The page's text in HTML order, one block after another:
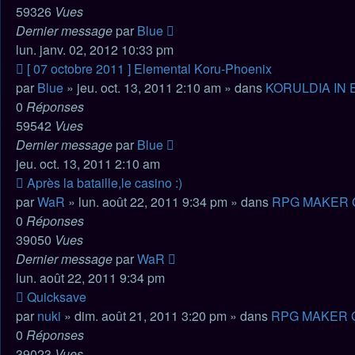
59326 Vues
Dernier message par Blue
lun. janv. 02, 2012 10:33 pm
Nouveau
message
[ 07 octobre 2011 ] Elemental Koru-Phoenix
par Blue » jeu. oct. 13, 2011 2:10 am » dans KORULDIA IN
0 Réponses
59542 Vues
Dernier message par Blue
jeu. oct. 13, 2011 2:10 am
Nouveau
message
Après la bataille,le casino :)
parWaR » lun. août 22, 2011 9:34 pm » dans RPG MAKER
0 Réponses
39050 Vues
Dernier message parWaR
lun. août 22, 2011 9:34 pm
Nouveau
message
Quicksave
par nuki » dim. août 21, 2011 3:20 pm » dans RPG MAKER
0 Réponses